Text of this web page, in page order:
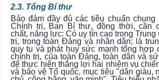
2.3. Tổng Bí thư
Bảo đảm đầy đủ các tiêu chuẩn
Chính trị, Ban Bí thư, đồng thời, cần
chất, năng lực: Có uy tín cao trong
trị, trong toàn Đảng và nhân dân; là
quy tụ và phát huy sức mạnh tổng hợp
chính trị, của toàn Đảng, toàn dân và
để thực hiện thắng lợi hai nhiệm vụ
và bảo vệ Tổ quốc, mục tiêu "dân giàu,